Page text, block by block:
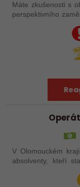
Máte zkušenosti s
perspektivního
na správném
V Olomouckém
absolventy, kteří startují kariéru.
dozvědět více,